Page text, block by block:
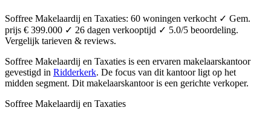
Soffree Makelaardij en Taxaties: 60 woningen verkocht ✓ Gem.
prijs € 399.000 ✓ 26 dagen verkooptijd ✓ 5.0/5 beoordeling.
Vergelijk tarieven & reviews.
Soffree Makelaardij en Taxaties is een ervaren makelaarskantoor
gevestigd in Ridderkerk. De focus van dit kantoor ligt op het
midden segment. Dit makelaarskantoor is een gerichte verkoper.
Soffree Makelaardij en Taxaties